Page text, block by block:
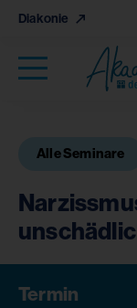
Diakonie
Alle Seminare
Termin